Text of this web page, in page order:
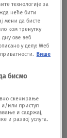
za
технологије за
неће бити
мени да бисте
ком тренутку
ове веб
у делу: Wеб
Више
бисмо
скенирање
и/или приступ
и садржај,
и развој услуга.